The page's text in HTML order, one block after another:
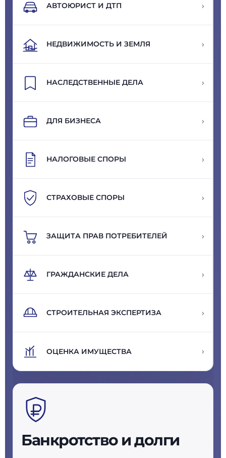
АВТОЮРИСТ И ДТП ›
НЕДВИЖИМОСТЬ И ЗЕМЛЯ ›
НАСЛЕДСТВЕННЫЕ ДЕЛА ›
ДЛЯ БИЗНЕСА ›
НАЛОГОВЫЕ СПОРЫ ›
СТРАХОВЫЕ СПОРЫ ›
ЗАЩИТА ПРАВ ПОТРЕБИТЕЛЕЙ ›
ГРАЖДАНСКИЕ ДЕЛА ›
СТРОИТЕЛЬНАЯ ЭКСПЕРТИЗА ›
ОЦЕНКА ИМУЩЕСТВА ›
Банкротство и долги